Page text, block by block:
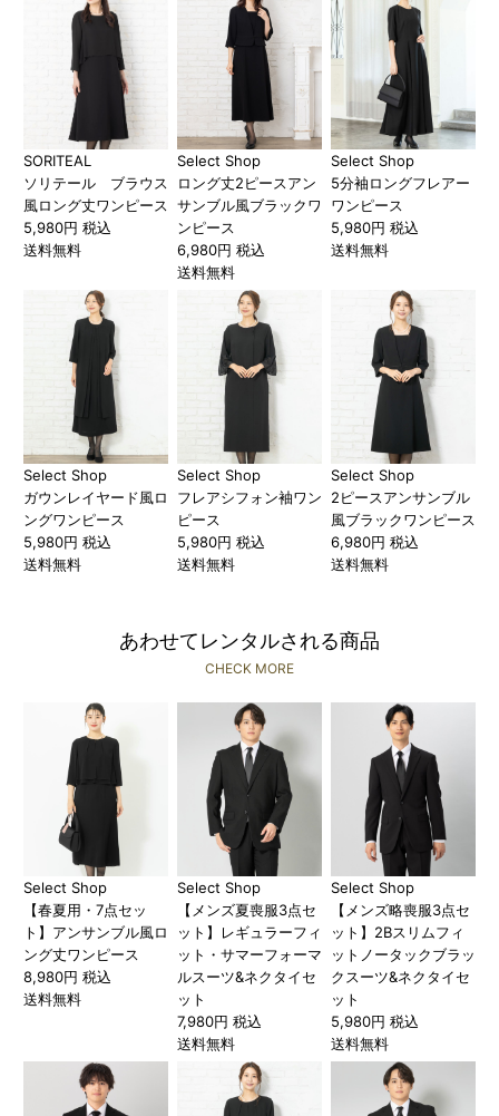
SORITEAL
ソリテール ブラウス
風ロング丈ワンピース
5,980円 税込
送料無料
Select Shop
ロング丈2ピースアン
サンブル風ブラックワ
ンピース
6,980円 税込
送料無料
Select Shop
5分袖ロングフレアー
ワンピース
5,980円 税込
送料無料
Select Shop
ガウンレイヤード風ロ
ングワンピース
5,980円 税込
送料無料
Select Shop
フレアシフォン袖ワン
ピース
5,980円 税込
送料無料
Select Shop
2ピースアンサンブル
風ブラックワンピース
6,980円 税込
送料無料
あわせてレンタルされる商品
CHECK MORE
Select Shop
【春夏用・7点セッ
ト】アンサンブル風ロ
ング丈ワンピース
8,980円 税込
送料無料
Select Shop
【メンズ夏喪服3点セ
ット】レギュラーフィ
ット・サマーフォーマ
ルスーツ&ネクタイセ
ット
7,980円 税込
送料無料
Select Shop
【メンズ略喪服3点セ
ット】2Bスリムフィ
ットノータックブラッ
クスーツ&ネクタイセ
ット
5,980円 税込
送料無料